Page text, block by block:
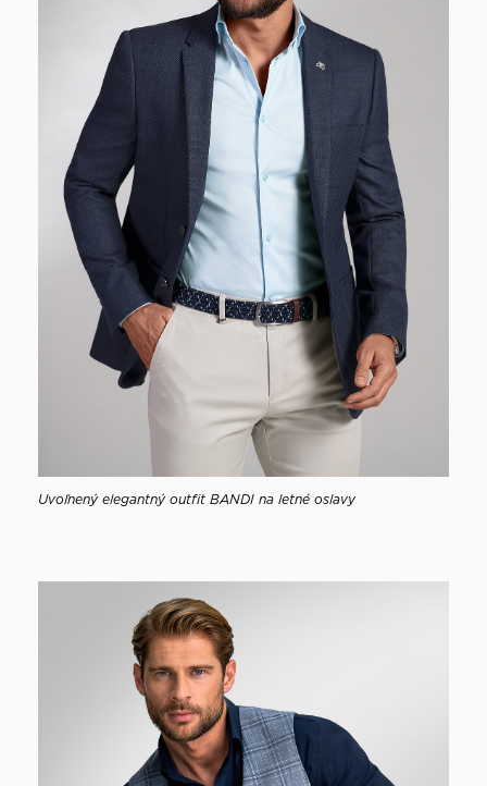
Uvoľnený elegantný outfit BANDI na letné oslavy